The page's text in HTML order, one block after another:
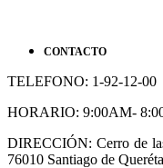
CONTACTO
TELEFONO: 1-92-12-
HORARIO: 9:00AM-
DIRECCIÓN: Cerro de
76010 Santiago de